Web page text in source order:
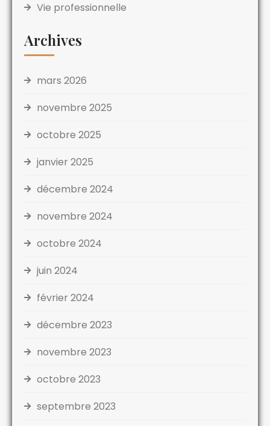
Vie professionnelle
Archives
mars 2026
novembre 2025
octobre 2025
janvier 2025
décembre 2024
novembre 2024
octobre 2024
juin 2024
février 2024
décembre 2023
novembre 2023
octobre 2023
septembre 2023